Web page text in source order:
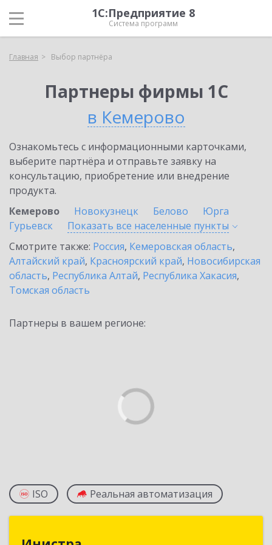
1С:Предприятие 8
Система программ
Главная Выбор партнёра
Партнеры фирмы 1С
в Кемерово
Ознакомьтесь с информационными карточками,
выберите партнёра и отправьте заявку на
консультацию, приобретение или внедрение
продукта.
Кемерово
Новокузнецк Белово
Юрга
Гурьевск
Показать все населенные пункты
Смотрите также: Россия, Кемеровская область,
Алтайский край, Красноярский край, Новосибирская
область, Республика Алтай, Республика Хакасия,
Томская область
Партнеры в вашем регионе:
ISO Реальная автоматизация